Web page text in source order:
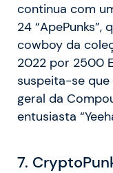
continua com
24 “ApePunks”,
cowboy da
2022 por 2500
suspeita-se que
geral da
entusiasta
7.